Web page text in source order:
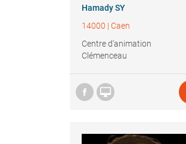
HamadySY
14000 | Caen
Centre d’animation
Clémenceau
